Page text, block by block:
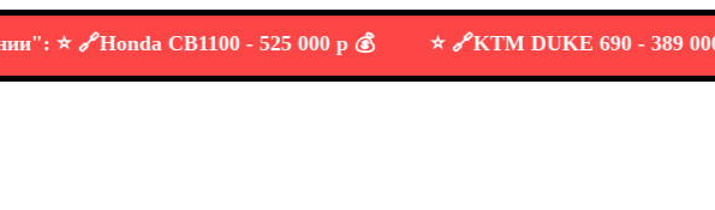
⭐️ 🔗Honda CB1100 -525 000 р 💰 KTM DUKE 690 - 389 000 р 💰